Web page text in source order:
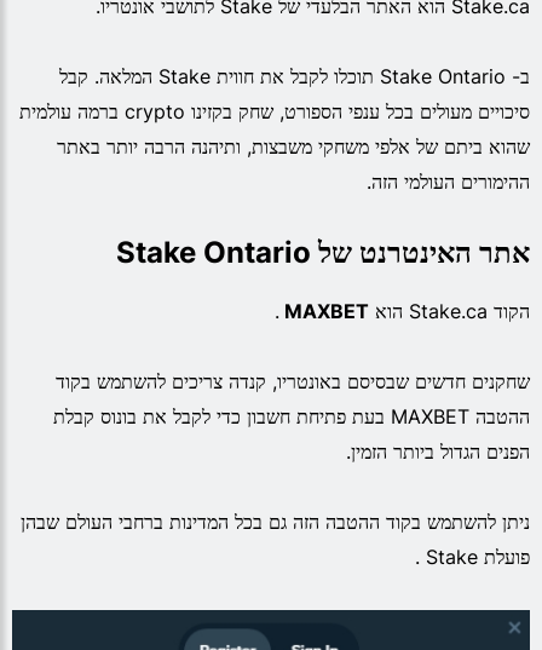
Stake.ca הוא האתר הבלעדי של Stake לתושבי אונטריו.
ב- Stake Ontario תוכלו לקבל את חווית Stake המלאה. קבל
סיכויים מעולים בכל ענפי הספורט, שחק בקזינו crypto ברמה עולמית
שהוא ביתם של אלפי משחקי משבצות, ותיהנה הרבה יותר באתר
ההימורים העולמי הזה.
אתר האינטרנט של Stake Ontario
הקוד Stake.ca הוא MAXBET
.
שחקנים חדשים שבסיסם באונטריו, קנדה צריכים להשתמש בקוד
ההטבה MAXBET בעת פתיחת חשבון כדי לקבל את בונוס קבלת
הפנים הגדול ביותר הזמין.
ניתן להשתמש בקוד ההטבה הזה גם בכל המדינות ברחבי העולם שבהן
פועלת Stake .